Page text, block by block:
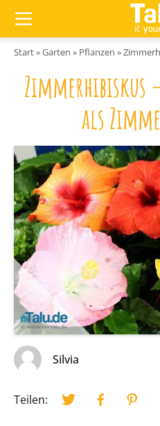
Start»Garten » Pflanzen »
Zimmerhibiskus
als
Silvia
Teilen: